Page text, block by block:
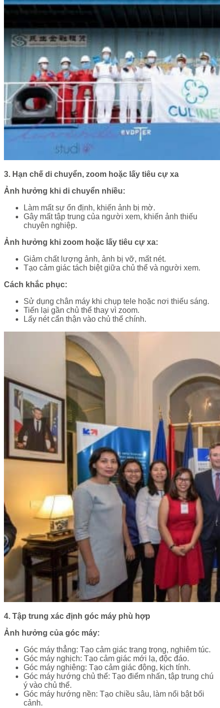
3. Hạn chế di chuyển, zoom hoặc lấy tiêu cự xa
Ảnh hưởng khi di chuyển nhiều:
Làm mất sự ổn định, khiến ảnh bị mờ.
Gây mất tập trung của người xem, khiến ảnh thiếu
chuyên nghiệp.
Ảnh hưởng khi zoom hoặc lấy tiêu cự xa:
Giảm chất lượng ảnh, ảnh bị vỡ, mất nét.
Tạo cảm giác tách biệt giữa chủ thể và người xem.
Cách khắc phục:
Sử dụng chân máy khi chụp tele hoặc nơi thiếu sáng.
Tiến lại gần chủ thể thay vì zoom.
Lấy nét cẩn thận vào chủ thể chính.
4. Tập trung xác định góc máy phù hợp
Ảnh hưởng của góc máy:
Góc máy thẳng: Tạo cảm giác trang trọng, nghiêm túc.
Góc máy nghịch: Tạo cảm giác mới lạ, độc đáo.
Góc máy nghiêng: Tạo cảm giác động, kịch tính.
Góc máy hướng chủ thể: Tạo điểm nhấn, tập trung chú
ý vào chủ thể.
Góc máy hướng nền: Tạo chiều sâu, làm nổi bật bối
cảnh.